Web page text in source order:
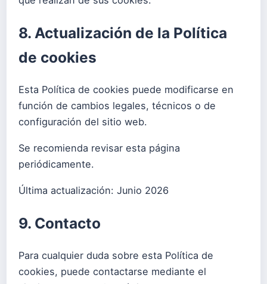
8. Actualización de la Política
de cookies
Esta Política de cookies puede modificarse en
función de cambios legales, técnicos o de
configuración del sitio web.
Se recomienda revisar esta página
periódicamente.
Última actualización: Junio 2026
9. Contacto
Para cualquier duda sobre esta Política de
cookies, puede contactarse mediante el